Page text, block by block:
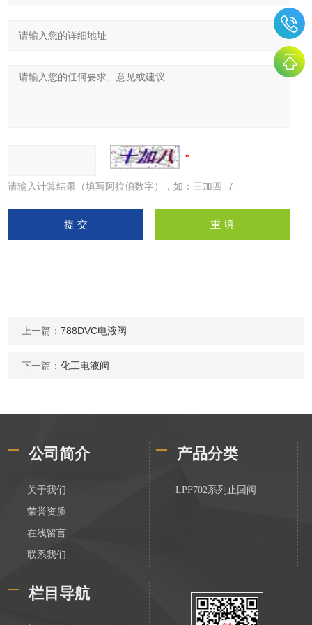
请输入计算结果（填写阿拉伯数字），如：三加四=7
上一篇：788DVC电液阀
下一篇：化工电液阀
公司简介
关于我们
荣誉资质
在线留言
联系我们
产品分类
LPF702系列止回阀
栏目导航